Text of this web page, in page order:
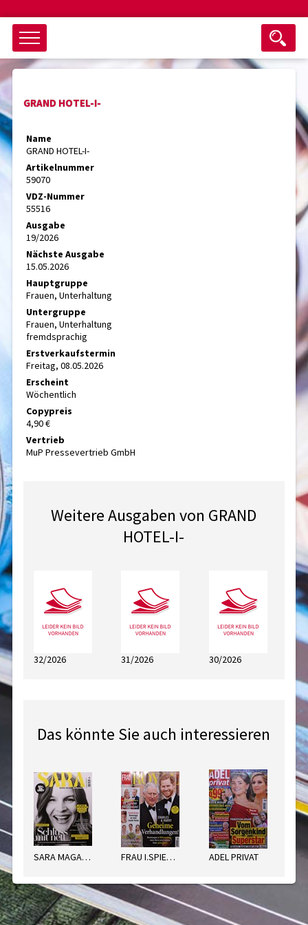
Objektsuche
als ganzes Wort suchen
nur Titel im Angebot
GRAND HOTEL-I-
Name
GRAND HOTEL-I-
Artikelnummer
59070
VDZ-Nummer
55516
Ausgabe
19/2026
Nächste Ausgabe
15.05.2026
Hauptgruppe
Frauen, Unterhaltung
Untergruppe
Frauen, Unterhaltung
fremdsprachig
Erstverkaufstermin
Freitag, 08.05.2026
Erscheint
Wöchentlich
Copypreis
4,90 €
Vertrieb
MuP Pressevertrieb GmbH
Weitere Ausgaben von GRAND
HOTEL-I-
32/2026 31/2026 30/2026
Das könnte Sie auch interessieren
SARA MAGAZIN FRAU I.SPIEGEL ROYAL ADEL PRIVAT